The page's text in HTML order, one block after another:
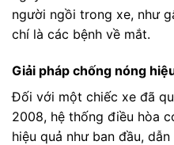
người ngồi trong xe, như
chí là các bệnh về mắt.
Giải pháp chống nóng
Đối với một chiếc xe đã
2008, hệ thống điều hòa
hiệu quả như ban đầu,